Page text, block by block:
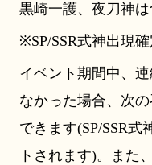
黒崎一護、夜刀神は
※SP/SSR式神出現確
イベント期間中、連
なかった場合、次
できます(SP/SSR式
トされます)。また